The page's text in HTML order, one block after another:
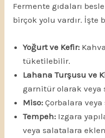
Fermente gıdaları
birçok yolu vardır. İşte
Yoğurt ve Kefir:
tüketilebilir.
Lahana Turşusu ve
garnitür olarak
Miso: Çorbalara
Tempeh: Izgara
veya salatalara